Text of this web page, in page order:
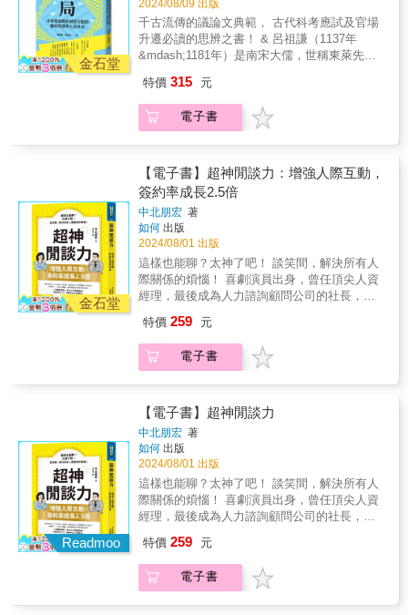
巧、更重心意！上司、前輩的溝通課題② 期許
為何變成了壓力？徹底地以年輕人視角來說話
③ 可以的話，誰不想好好相處？讓彼此愉快且
積極共好的秘訣【本書特色】★ 好想離職４關
原則，東大客座教授第一線揭露職場年輕人真
心話★ 活用１on１修復世代溝通障礙與隱形裂
痕，從了解人心開始的上下溝通技巧。★ 【日
【接軌新世代，金句搶先看】◆一對一會議
上，「回饋」的必要性高於管理。◆教導是為
了打造「基礎」，輔導是為了形成「獨特
性」。◆技巧也好技術也罷，事實上若是使用
者沒有用心的話，也發揮不出什麼威力來。◆
只要談到溝通，那對象就是人。◆成長的時代
與環境不同的話，思考方式當然也不同。◆無
論部下如何地優秀，上司的存在意義也不會消
失。◆無論是什麼樣的關係或立場，都要重視
心理安全感，建立起鼓勵開放且直率的對話環
表面溝通、表現得很友善，與能夠真實地說些
什麼話完全是不同的兩回事。◆一對一裡的對
手其實是人的心。不可能立刻能有結果，要做
範本，那逃往平行世界的「患有好孩子症候群
的年輕人們」就會增加。
士，紐約時報暢銷書《脆弱的力量》與《召喚
勇氣》作者「這是一份實用的戰術指南，幫助
你重建最人性化的技能：對話。必讀之書！」
──金‧史考特（Kim Scott），《徹底坦率》作
者「麥可．邦吉．史戴尼爾這本培養基石對話
潛力。」──洛倫．I.．舒斯特（Loren I.
Shuster），樂高集團公司人資長暨公司事務部
主管「這本出色的書提供了實用工具和自我反
察。」──史蒂芬妮．岡本（Stefani
Okamoto），微軟全球學習與發展總監
生存的首要態度，也是建立關係的敲門磚。擁
有健康的自尊，是讓人重視你的關鍵要素。‧好
關係≠有效關係?!→有許多案例顯示，人際關係
追究其因，在於開發和運用人際上，缺少正確
使用「關係力」的觀念，誤用了「好關係」的
價值。★ 維繫關係不踩雷，讓人脈網絡為你的
理想人生效力！ 為了幫助讀者們擁有更高品質
的人脈關係，資深公共關係培訓專家「李維
文」老師，在本書中藉由多年的公關專業，分
享社交成功與失敗實例，並列舉國際間眾多名
人的經營心法。書中三大部分，分別以心理學
角度解釋人脈關鍵核心，帶你從內圈人脈、外
圈盟友裡找出那些無條件挺你、交情好又懂
你、事業上能與你共同前進且提供助力的人。
讀完這本書後，你將能有效地過濾自身人際間
的珍貴情誼，並且學會從頭打造一段高品質人
脈的技巧。【３圈７強關係梳理，找出你的重
要他人】‧核心圈：找出無條件挺你的人生密
友、另一半。‧內圈：算算哪些是交情好又懂你
的老同學、好朋友。‧外圈：事業、專業上能互
相給予助力的老師、合夥人、客戶在哪裡？金
麼事都要產生交集，否則會嚴重影響到彼此關
係。◆ 適當距離，讓關係保鮮◆ 別人的意見只
能當作參考，不能代替你自己的想法。◆「才
能」是基礎，「人品」是翅膀。◆ 能化解尷尬
是種力量。◆ 有能力的人容易交到朋友，能力
平庸者則需要另想辦法。◆ 如果你真的有能
力，也得讓別人看到，才能獲得機會。◆ 好老
置，促使團隊迸發出活力和創造力。※本書初
90%大事！》
的分析，學習如何在複雜的人際關係中游刃有
餘，並運用智慧解決職場中的各種困境。書中
所展現的辯證思維和敏銳觀察力，不僅有助於
提升個人的寫作能力，更能在實際生活中啟發
我們更深入地理解和應對各種挑戰。 & 如果因
是因為意識形態而忽略中國歷史，都未免可
惜。有許多人生經驗、教訓及啟發隱藏在這些
古籍之中，等待我們去發掘和學習。這本書是
化詮釋，期待能讓更多人有機會接觸到這些寶
貴的智慧，從而在自己的生活和工作中獲得啟
迪，汲取力量，成為更智慧、更成熟的人。 &
專文推薦 & 范立達∕資深媒體人 吳志光∕輔仁大
學法學院院長 & 共同推薦 & 王子建∕親愛愛樂創
辦人 尹鏇博∕台達全球事業營運執行副總裁 盛治
仁∕雲品集團董事長 張偉弘∕生生優動創辦人 陳
伯侖∕索羅斯能源執行長& 游文玫∕藝術品拍賣官
國忠∕資深財經專家、前日盛投顧總經理 &
金石堂
2024/08/09 出版
千古流傳的議論文典範， 古代科考應試及官場
升遷必讀的思辨之書！ & 呂祖謙（1137年
&mdash;1181年）是南宋大儒，世稱東萊先
張「觀史如身在其中，見事之利害，時而禍
患，必掩卷自思，使我遇此等事，當作何處
之。」1175年左右，東萊先生為其學生準備科
世不斷流傳，公認《東萊博議》論述分明，理
直氣壯，處處是驚人文筆，章章有獨到智慧。
& 《東萊博議》不但是寫議論或翻案文章的好
教材，也是職場智慧與人情世故的寶貴指南。
從歷史故事出發，透過對《左傳》中各種事件
的分析，學習如何在複雜的人際關係中游刃有
餘，並運用智慧解決職場中的各種困境。書中
所展現的辯證思維和敏銳觀察力，不僅有助於
提升個人的寫作能力，更能在實際生活中啟發
我們更深入地理解和應對各種挑戰。 & 如果因
是因為意識形態而忽略中國歷史，都未免可
惜。有許多人生經驗、教訓及啟發隱藏在這些
古籍之中，等待我們去發掘和學習。這本書是
化詮釋，期待能讓更多人有機會接觸到這些寶
貴的智慧，從而在自己的生活和工作中獲得啟
迪，汲取力量，成為更智慧、更成熟的人。 &
專文推薦 & 范立達∕資深媒體人 吳志光∕輔仁大
學法學院院長 & 共同推薦 & 王子建∕親愛愛樂創
辦人 尹鏇博∕台達全球事業營運執行副總裁 盛治
仁∕雲品集團董事長 張偉弘∕生生優動創辦人 陳
葉佐偉∕精神科醫師 廖林麗玲∕銳傳媒副社長 鍾
國忠∕資深財經專家、前日盛投顧總經理 &
特價 315 元
電子書
金石堂
【電子書】超神閒談力：增強人際互動，
簽約率成長2.5倍
中北朋宏 著
如何 出版
2024/08/01 出版
這樣也能聊？太神了吧！ 談笑間，解決所有人
際關係的煩惱！ 喜劇演員出身，曾任頂尖人資
經理，最後成為人力諮詢顧問公司的社長，傾
溝通祕訣！ ★一出書即再版！任何工作者都適
用，生產率提升10%，離職率從80%降到0%，
簽約率成長2.5倍！ & 能讓他人展現「笑容」，
生好印象 （重視初次見到對方的7秒） ②持
續關係：想更加深入了解這個人（懂得如何選
擇深交的人） ③深耕關係：希望成為這個人的
助力（珍視人脈，建立團隊） & 看似簡單的技
巧，卻能帶來莫大的效果。 學會「超神閒談
力」後，作者獲得以下驚人成果： ①簽約率提
升了2.5倍 ②進入毫無經驗的人力資源顧問公
司，3年內成為業務冠軍 ③建立了「中北軍
團」，將年輕員工離職率從80％降到0％ ④出
然成為經營者 ⑤接到媒體採訪與上媒體的邀
請，出版了3本書 ⑥相較於沒沒無聞的喜劇演
員時代，年收入躍升104倍 ⑦能夠與珍惜的人
特價 259 元
電子書
Readmoo
【電子書】超神閒談力
中北朋宏 著
如何 出版
2024/08/01 出版
這樣也能聊？太神了吧！ 談笑間，解決所有人
際關係的煩惱！ 喜劇演員出身，曾任頂尖人資
經理，最後成為人力諮詢顧問公司的社長，傾
溝通祕訣！ ★一出書即再版！任何工作者都適
用，生產率提升10%，離職率從80%降到0%，
簽約率成長2.5倍！ & 能讓他人展現「笑容」，
特價 259 元
電子書